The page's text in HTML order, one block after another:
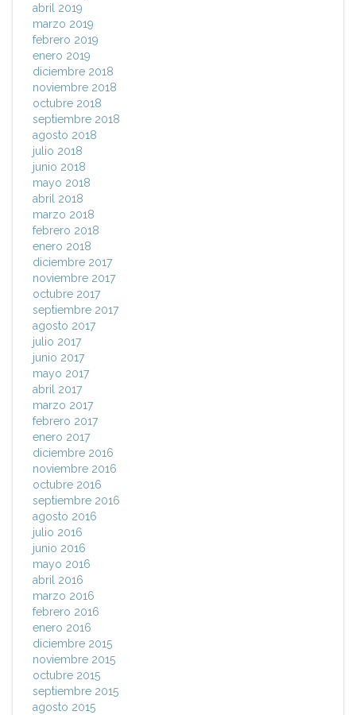
abril 2019
marzo 2019
febrero 2019
enero 2019
diciembre 2018
noviembre 2018
octubre 2018
septiembre 2018
agosto 2018
julio 2018
junio 2018
mayo 2018
abril 2018
marzo 2018
febrero 2018
enero 2018
diciembre 2017
noviembre 2017
octubre 2017
septiembre 2017
agosto 2017
julio 2017
junio 2017
mayo 2017
abril 2017
marzo 2017
febrero 2017
enero 2017
diciembre 2016
noviembre 2016
octubre 2016
septiembre 2016
agosto 2016
julio 2016
junio 2016
mayo 2016
abril 2016
marzo 2016
febrero 2016
enero 2016
diciembre 2015
noviembre 2015
octubre 2015
septiembre 2015
agosto 2015